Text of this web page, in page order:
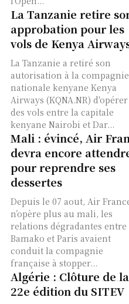
La Tanzanie retire
approbation pour les
vols de Kenya
La Tanzanie a retiré son
autorisation à la compagnie
nationale kenyane Kenya
Airways (KQNA.NR) d'opérer
des vols entre la capitale
kenyane Nairobi et Dar...
Mali : évincé, Air
devra encore
pour reprendre ses
dessertes
Depuis le 07 aout, Air
n’opère plus au mali, les
relations dégradantes entre
Bamako et Paris avaient
conduit la compagnie
française à stopper...
Algérie : Clôture de la
22e édition du SITEV